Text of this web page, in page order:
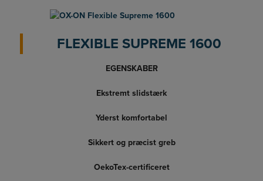
FLEXIBLE SUPREME 1600
EGENSKABER
Ekstremt slidstærk
Yderst komfortabel
Sikkert og præcist greb
OekoTex-certificeret